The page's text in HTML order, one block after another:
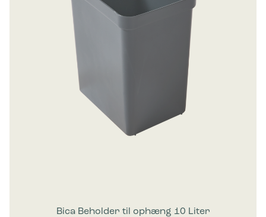
Bica Beholder til ophæng 10 Liter